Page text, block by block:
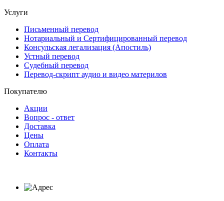
Услуги
Письменный перевод
Нотариальный и Сертифицированный перевод
Консульская легализация (Апостиль)
Устный перевод
Судебный перевод
Перевод-скрипт аудио и видео материлов
Покупателю
Акции
Вопрос - ответ
Доставка
Цены
Оплата
Контакты